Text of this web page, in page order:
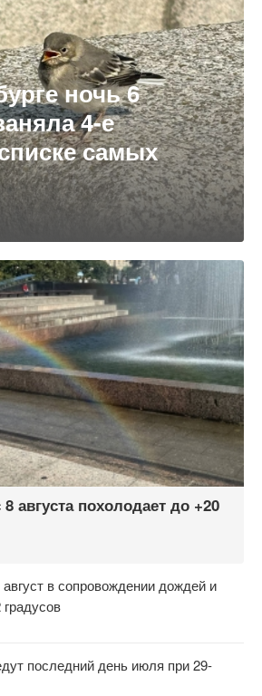
ночь 6
4-е
самых
августа похолодает до +20
в сопровождении дождей и
последний день июля при 29-